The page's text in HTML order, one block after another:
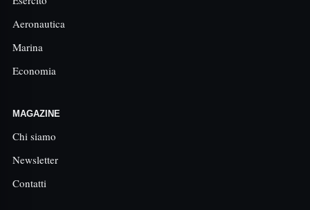
Aeronautica
Marina
Economia
MAGAZINE
Chi siamo
Newsletter
Contatti